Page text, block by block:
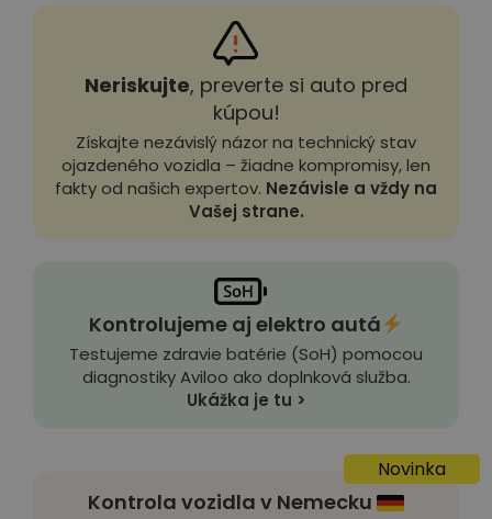
Neriskujte, preverte si auto pred
kúpou!
Získajte nezávislý názor na technický stav
ojazdeného vozidla – žiadne kompromisy, len
fakty od našich expertov. Nezávisle a vždy na
Vašej strane.
Kontrolujeme aj elektro autá
Testujeme zdravie batérie (SoH) pomocou
diagnostiky Aviloo ako doplnková služba.
Ukážka je tu >
Novinka
Kontrola vozidla v Nemecku